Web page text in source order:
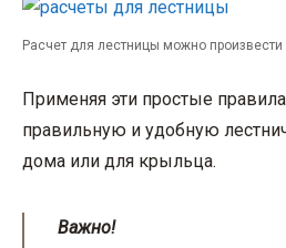
Расчет для лестницы можно
Применяя эти простые
правильную и удобную
дома или для крыльца.
Важно!